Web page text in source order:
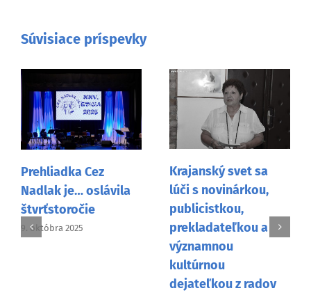
Súvisiace príspevky
Prehliadka Cez
Nadlak je… oslávila
štvrťstoročie
9. októbra 2025
Krajanský svet sa
lúči s novinárkou,
publicistkou,
prekladateľkou a
významnou
kultúrnou
dejateľkou z radov